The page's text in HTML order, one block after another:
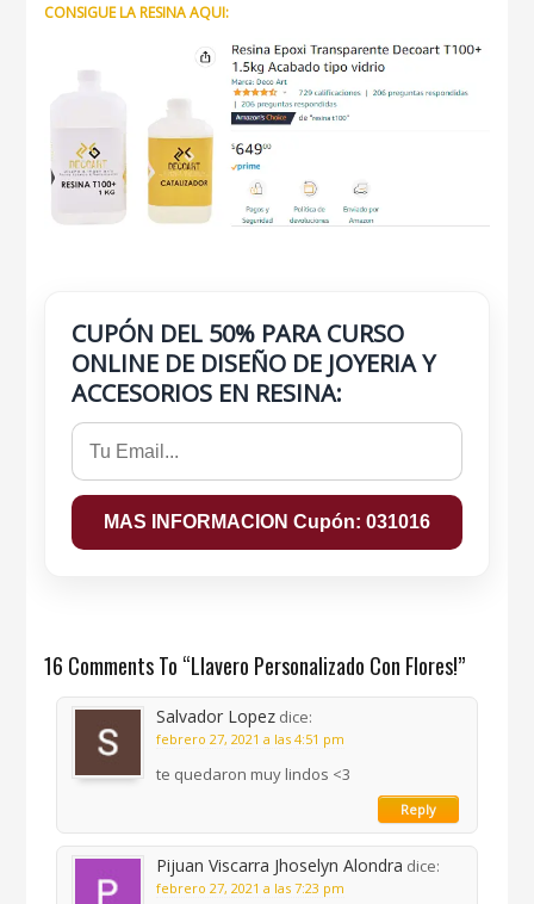
CONSIGUE LA RESINA AQUI:
CUPÓN DEL 50% PARA CURSO
ONLINE DE DISEÑO DE JOYERIA Y
ACCESORIOS EN RESINA:
16 Comments To “Llavero Personalizado Con Flores!”
Salvador Lopez dice:
febrero 27, 2021 a las 4:51 pm
te quedaron muy lindos <3
Reply
Pijuan Viscarra Jhoselyn Alondra dice:
febrero 27, 2021 a las 7:23 pm